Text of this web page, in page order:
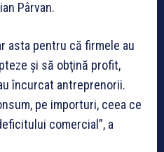
Pârvan.
asta pentru că firmele au
şi să obţină profit,
încurcat antreprenorii.
pe importuri, ceea ce
comercial”, a